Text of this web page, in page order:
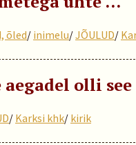
õled/ inimelu/JÕULUD/
aegadel olli
/ Karksi khk/ kirik